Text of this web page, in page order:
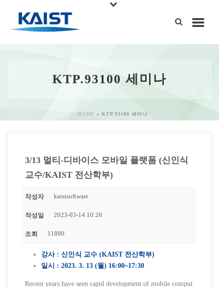
KTP.93100 세미나
HOME » KTP.93100 세미나
3/13 멀티-디바이스 모바일 플랫폼 (신인식
교수/KAIST 전산학부)
작성자 kaistsoftware
작성일 2023-03-14 10:26
조회 11890
강사 : 신인식 교수 (KAIST 전산학부)
일시 : 2023. 3. 13 (월) 16:00~17:30
Recent years have seen rapid development of mobile comput